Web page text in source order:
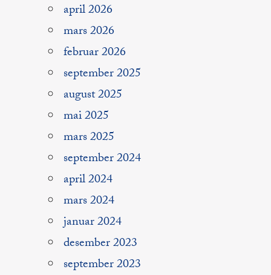
april 2026
mars 2026
februar 2026
september 2025
august 2025
mai 2025
mars 2025
september 2024
april 2024
mars 2024
januar 2024
desember 2023
september 2023